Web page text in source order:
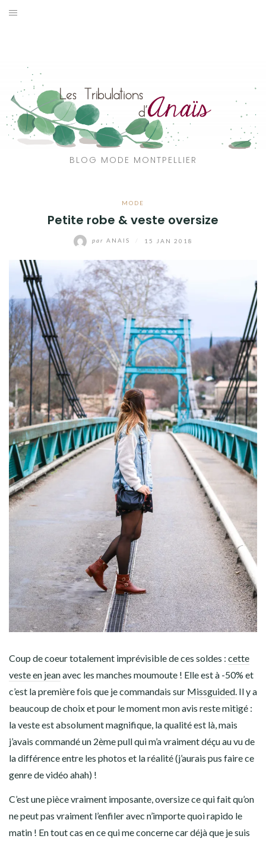
Aller
BLOG MODE MONTPELLIER
MODE
Petite robe & veste oversize
par ANAIS 15 JAN 2018
Coup de coeur totalement imprévisible de ces soldes : cette
veste en jeanavec les manches moumoute ! Elle est à -50% et
c’est la première fois que je commandais sur Missguided. Il y a
beaucoup de choix et pour le moment mon avis reste mitigé :
la veste est absolument magnifique, la qualité est là, mais
j’avais commandé un 2ème pull qui m’a vraiment déçu au vu de
la différence entre les photos et la réalité (j’aurais pus faire ce
genre de vidéo ahah) !
C’est une pièce vraiment imposante, oversize ce qui fait qu’on
ne peut pas vraiment l’enfiler avec n’importe quoi rapido le
matin ! En tout cas en ce qui me concerne car déjà que je suis
CATÉGORIES
VOYAGE
MON DRESSING